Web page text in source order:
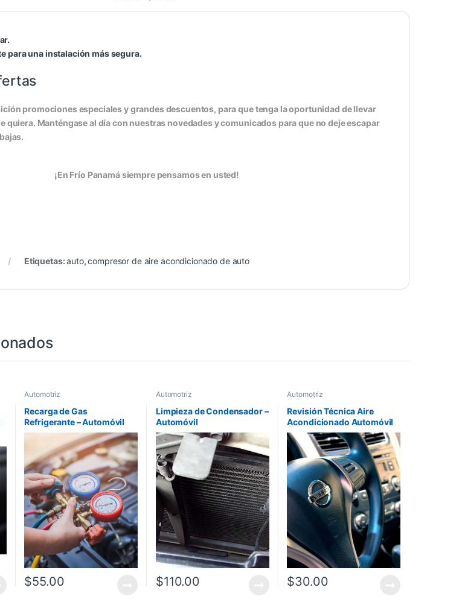
para una instalación más segura.
promociones especiales y grandes descuentos, para que tenga la oportunidad de llevar
quiera. Manténgase al día con nuestras novedades y comunicados para que no deje escapar
¡En Frío Panamá siempre pensamos en usted!
Etiquetas:auto,compresor de aire acondicionado de auto
Automotriz
Recarga de Gas
Refrigerante – Automóvil
$55.00
Automotriz
Limpieza de Condensador –
Automóvil
$110.00
Automotriz
Revisión Técnica Aire
Acondicionado Automóvil
$30.00